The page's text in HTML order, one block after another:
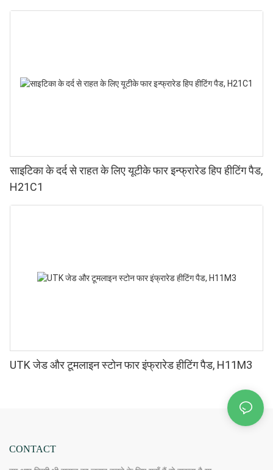
प्रदर्शन वाले 660 850nm LED, 4 चिप्स इन 1, घर पर रेड लाइट
साइटिका के दर्द से राहत के लिए यूटीके फार इन्फ्रारेड हिप हीटिंग पैड,
H21C1
UTK जेड और टूमलाइन स्टोन फार इंफ्रारेड हीटिंग पैड, H11M3
CONTACT